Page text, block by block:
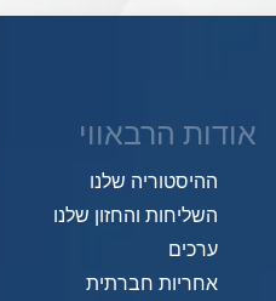
אודות הרבאווי
ההיסטוריה שלנו
השליחות והחזון שלנו
ערכים
אחריות חברתית